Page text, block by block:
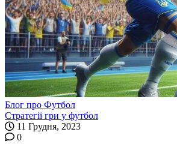
Блог про Футбол
Стратегії гри у футбол
11 Грудня, 2023
0